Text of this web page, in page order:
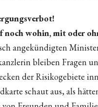
noch wohin, mit oder
angekündigten
bleiben Fragen
der Risikogebiete
schaut aus, als